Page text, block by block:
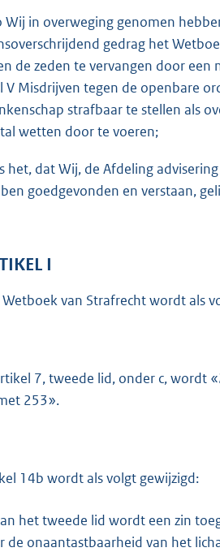
Wij in overweging genomen
gedrag het
de zeden te vervangen door een
V Misdrijven tegen de openbare
strafbaar te stellen als
wetten door te voeren;
het, dat Wij, de Afdeling
goedgevonden en verstaan,
I
van Strafrecht wordt als
7, tweede lid, onder c, wordt
253».
14b wordt als volgt gewijzigd:
het tweede lid wordt een zin
de onaantastbaarheid van het